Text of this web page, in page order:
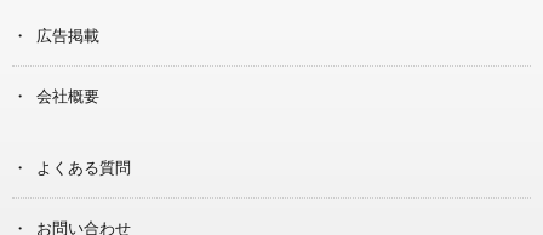
広告掲載
会社概要
よくある質問
お問い合わせ